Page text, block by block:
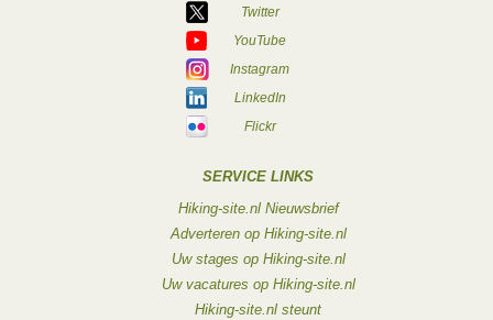
Twitter
YouTube
Instagram
LinkedIn
Flickr
SERVICE LINKS
Hiking-site.nl Nieuwsbrief
Adverteren op Hiking-site.nl
Uw stages op Hiking-site.nl
Uw vacatures op Hiking-site.nl
Hiking-site.nl steunt